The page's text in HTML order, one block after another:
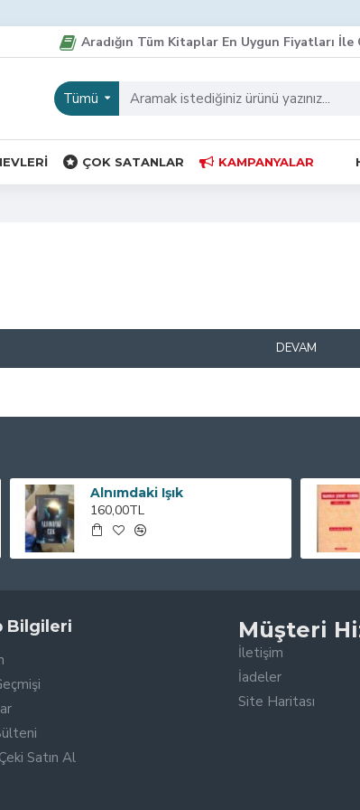
Aradığın Tüm Kitaplar En Uygun Fiyatları
Tümü
ÇOK SATANLAR KAMPANYALAR
DEVAM
Alnımdaki Işık
160,00TL
Bilgileri
Satın Al
Müşteri
İletişim
İadeler
Site Haritası